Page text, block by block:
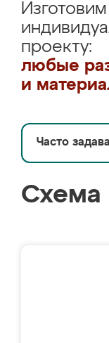
проекту:
любые
и
Часто
Схема